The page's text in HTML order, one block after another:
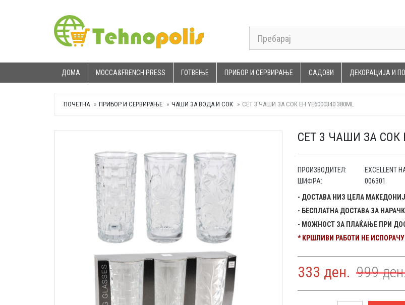
ДОМА MOCCA&FRENCH PRESS ГОТВЕЊЕ ПРИБОР И СЕРВИРАЊЕ САДОВИ ДЕКОРАЦИЈА И
ПОЧЕТНА ПРИБОР И СЕРВИРАЊЕ ЧАШИ ЗА ВОДА И СОК СЕТ 3 ЧАШИ ЗА СОК EH YE6000340 380ML
СЕТ 3 ЧАШИ ЗА СОК
ПРОИЗВОДИТЕЛ:
EXCELLENT
ШИФРА:
006301
- ДОСТАВА НИЗ ЦЕЛА
- БЕСПЛАТНА ДОСТАВА ЗА
- МОЖНОСТ ЗА ПЛАЌАЊЕ ПРИ
* КРШЛИВИ РАБОТИ НЕ
333 ден. 999